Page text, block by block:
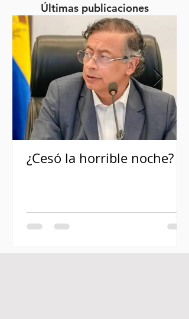
Últimas publicaciones
¿Cesó la horrible noche?